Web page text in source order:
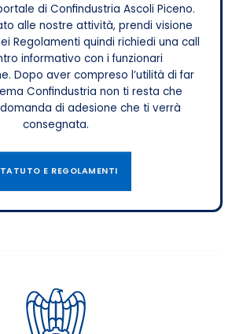
di Confindustria Ascoli Piceno.
alle nostre attività, prendi visione
Regolamenti quindi richiedi una call
informativo con i funzionari
Dopo aver compreso l’utilità di far
Confindustria non ti resta che
di adesione che ti verrà
consegnata.
E REGOLAMENTI